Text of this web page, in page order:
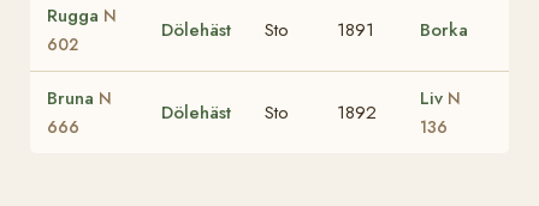
Rugga N
602
Dölehäst Sto 1891 Borka
Bruna N
666
Dölehäst Sto 1892
Liv N
136